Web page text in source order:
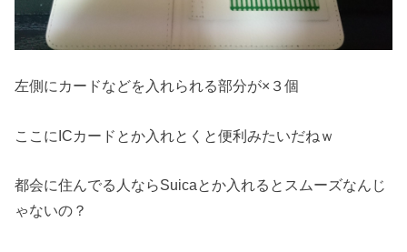
左側にカードなどを入れられる部分が×３個
ここにICカードとか入れとくと便利みたいだねｗ
都会に住んでる人ならSuicaとか入れるとスムーズなんじ
ゃないの？